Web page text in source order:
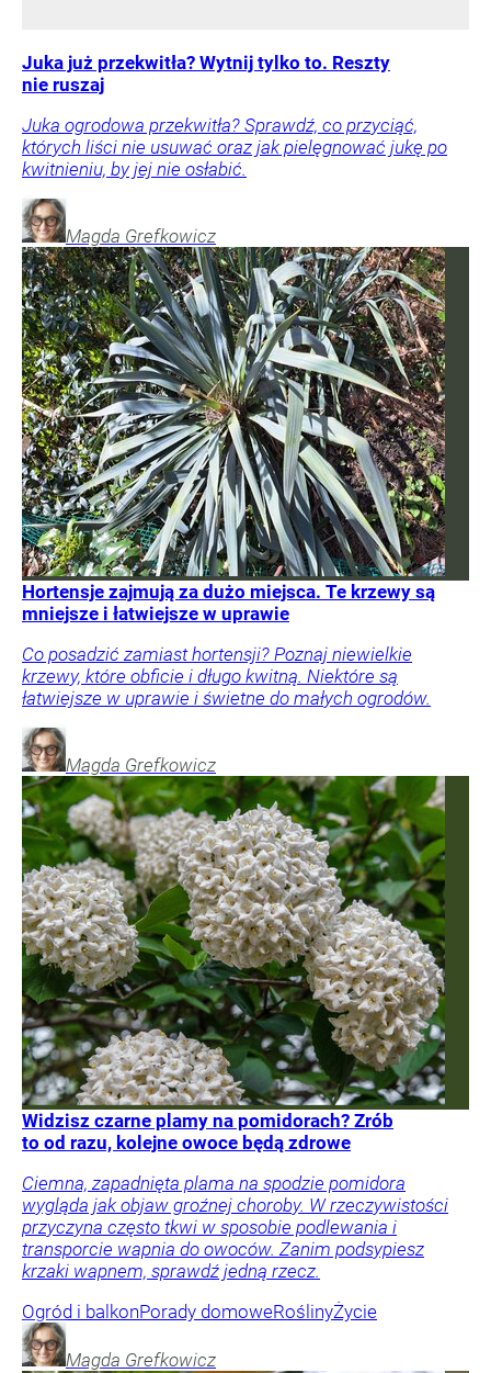
Juka już przekwitła? Wytnij tylko to. Reszty
nie ruszaj
Juka ogrodowa przekwitła? Sprawdź, co przyciąć,
których liści nie usuwać oraz jak pielęgnować jukę po
kwitnieniu, by jej nie osłabić.
Magda Grefkowicz
Hortensje zajmują za dużo miejsca. Te krzewy są
mniejsze i łatwiejsze w uprawie
Co posadzić zamiast hortensji? Poznaj niewielkie
krzewy, które obficie i długo kwitną. Niektóre są
łatwiejsze w uprawie i świetne do małych ogrodów.
Magda Grefkowicz
Widzisz czarne plamy na pomidorach? Zrób
to od razu, kolejne owoce będą zdrowe
Ciemna, zapadnięta plama na spodzie pomidora
wygląda jak objaw groźnej choroby. W rzeczywistości
przyczyna często tkwi w sposobie podlewania i
transporcie wapnia do owoców. Zanim podsypiesz
krzaki wapnem, sprawdź jedną rzecz.
Ogród i balkonPorady domoweRoślinyŻycie
Magda Grefkowicz